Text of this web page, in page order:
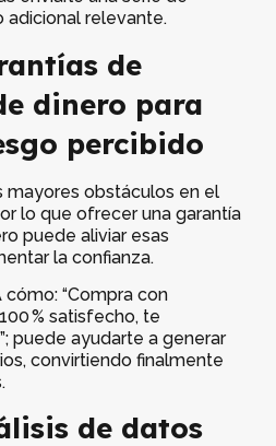
adicional relevante.
de
dinero para
percibido
mayores obstáculos en el
lo que ofrecer una garantía
puede aliviar esas
la confianza.
“Compra con
% satisfecho, te
puede ayudarte a generar
convirtiendo finalmente
de datos